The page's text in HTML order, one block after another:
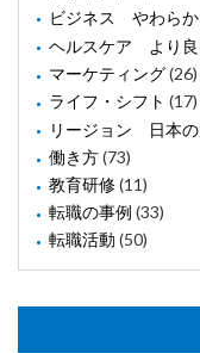
ビジネス やわらか
ヘルスケア より良
マーケティング(26)
ライフ・シフト (17)
リージョン 日本
働き方(73)
教育研修(11)
転職の事例 (33)
転職活動 (50)